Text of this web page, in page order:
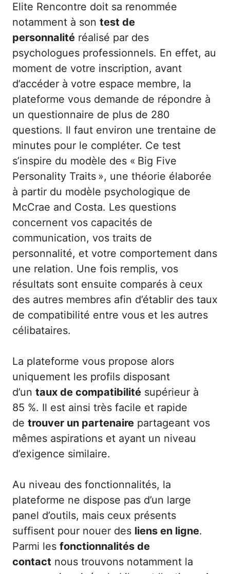
Elite Rencontre doit sa renommée
notamment à son test de
personnalité réalisé par des
psychologues professionnels. En effet, au
moment de votre inscription, avant
d’accéder à votre espace membre, la
plateforme vous demande de répondre à
un questionnaire de plus de 280
questions. Il faut environ une trentaine de
minutes pour le compléter. Ce test
s’inspire du modèle des « Big Five
Personality Traits », une théorie élaborée
à partir du modèle psychologique de
McCrae and Costa. Les questions
concernent vos capacités de
communication, vos traits de
personnalité, et votre comportement dans
une relation. Une fois remplis, vos
résultats sont ensuite comparés à ceux
des autres membres afin d’établir des taux
de compatibilité entre vous et les autres
célibataires.
La plateforme vous propose alors
uniquement les profils disposant
d’un taux de compatibilité supérieur à
85 %. Il est ainsi très facile et rapide
de trouver un partenaire partageant vos
mêmes aspirations et ayant un niveau
d’exigence similaire.
Au niveau des fonctionnalités, la
plateforme ne dispose pas d’un large
panel d’outils, mais ceux présents
suffisent pour nouer des liens en ligne.
Parmi les fonctionnalités de
contact nous trouvons notamment la